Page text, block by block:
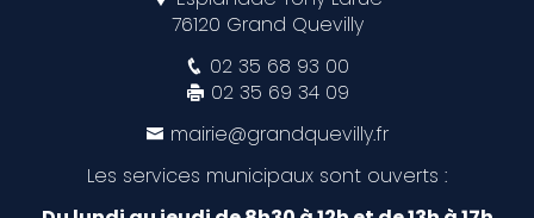
76120 Grand Quevilly
02 35 68 93 00
02 35 69 34 09
mairie@grandquevilly.fr
Les services municipaux sont ouverts :